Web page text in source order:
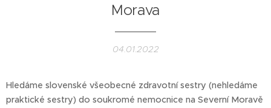
Morava
04.01.2022
Hledáme slovenské všeobecné zdravotní sestry (nehledáme
praktické sestry) do soukromé nemocnice na Severní Moravě